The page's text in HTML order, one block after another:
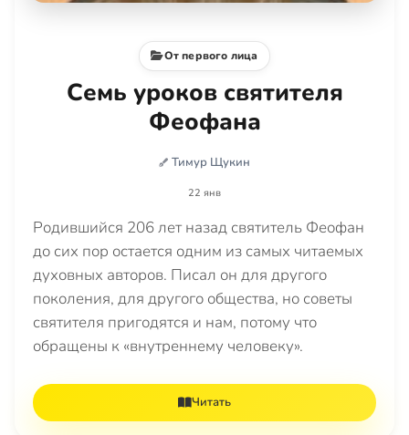
От первого лица
Семь уроков святителя
Феофана
Тимур Щукин
22 янв
Родившийся 206 лет назад святитель Феофан
до сих пор остается одним из самых читаемых
духовных авторов. Писал он для другого
поколения, для другого общества, но советы
святителя пригодятся и нам, потому что
обращены к «внутреннему человеку».
Читать